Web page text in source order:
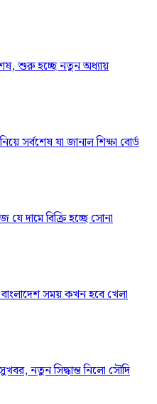
শুরু হচ্ছে নতুন অধ্যায়
সর্বশেষ যা জানাল শিক্ষা বোর্ড
দামে বিক্রি হচ্ছে সোনা
বাংলাদেশ সময় কখন হবে খেলা
নতুন সিদ্ধান্ত নিলো সৌদি